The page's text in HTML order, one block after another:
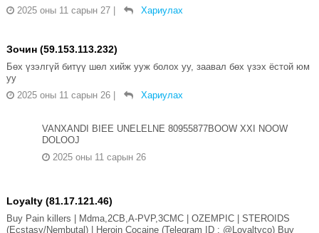
2025 оны 11 сарын 27
Хариулах
Зочин (59.153.113.232)
Бөх үзэлгүй битүү шөл хийж ууж болох уу, заавал бөх үзэх ёстой юм
уу
2025 оны 11 сарын 26
Хариулах
VANXANDI BIEE UNELELNE 80955877BOOW XXI NOOW
DOLOOJ
2025 оны 11 сарын 26
Loyalty (81.17.121.46)
Buy Pain killers | Mdma,2CB,A-PVP,3CMC | OZEMPIC | STEROIDS
(Ecstasy/Nembutal) | Heroin Cocaine (Telegram ID : @Loyaltyco) Buy